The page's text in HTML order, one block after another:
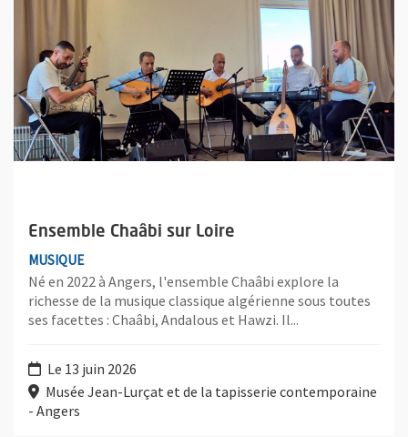
Ensemble Chaâbi sur Loire
MUSIQUE
Né en 2022 à Angers, l'ensemble Chaâbi explore la
richesse de la musique classique algérienne sous toutes
ses facettes : Chaâbi, Andalous et Hawzi. Il...
Le 13 juin 2026
Musée Jean-Lurçat et de la tapisserie contemporaine
- Angers